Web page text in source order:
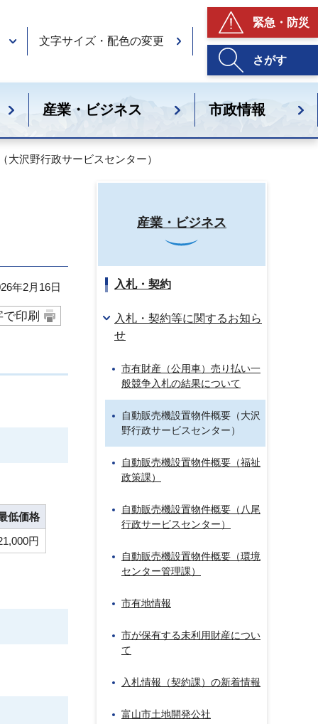
文字サイズ・配色の変更
緊急・防災
さがす
産業・ビジネス 市政情報
沢野行政サービスセンター）
年2月16日
印刷
低価格
円
産業・ビジネス
入札・契約
入札・契約等に関するお知ら
せ
市有財産（公用車）売り払い一
般競争入札の結果について
自動販売機設置物件概要（大沢
野行政サービスセンター）
自動販売機設置物件概要（福祉
政策課）
自動販売機設置物件概要（八尾
行政サービスセンター）
自動販売機設置物件概要（環境
センター管理課）
市有地情報
市が保有する未利用財産につい
て
入札情報（契約課）の新着情報
富山市土地開発公社